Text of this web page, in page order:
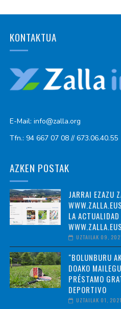
KONTAKTUA
E-Mail: info@zalla.org
Tfn.: 94 667 07 08 // 673.06.40.55
AZKEN POSTAK
JARRAI EZAZU
LA
WWW.ZALLA.EUS
UZTAILAK 09,
"BOLUNBURU
DOAKO
PRÉSTAMO
DEPORTIVO
UZTAILAK 01, 2021